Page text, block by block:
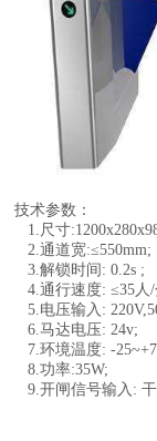
技术参数：
1.尺寸
2.通道宽:≤550mm;
3.解锁时间: 0.2s ;
4.通行速度: ≤35人/
5.电压输入:
6.马达电压: 24v;
7.环境温度: -
8.功率:35W;
9.开闸信号输入: